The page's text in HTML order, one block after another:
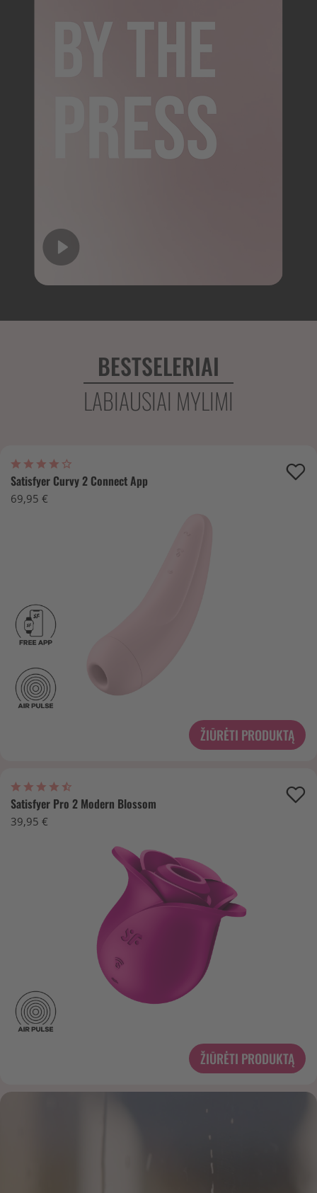
BESTSELERIAI
LABIAUSIAI MYLIMI
Satisfyer Curvy 2 Connect App
69,95 €
ŽIŪRĖTI PRODUKTĄ
Satisfyer Pro 2 Modern Blossom
39,95 €
ŽIŪRĖTI PRODUKTĄ